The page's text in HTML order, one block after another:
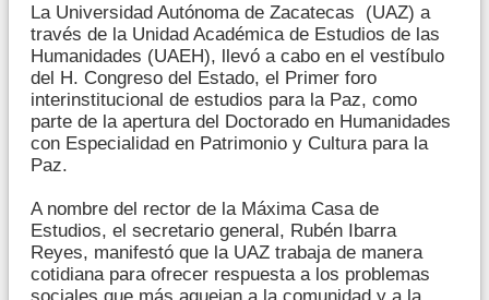
La Universidad Autónoma de Zacatecas (UAZ) a
través de la Unidad Académica de Estudios de las
Humanidades (UAEH), llevó a cabo en el vestíbulo
del H. Congreso del Estado, el Primer foro
interinstitucional de estudios para la Paz, como
parte de la apertura del Doctorado en Humanidades
con Especialidad en Patrimonio y Cultura para la
Paz.
A nombre del rector de la Máxima Casa de
Estudios, el secretario general, Rubén Ibarra
Reyes, manifestó que la UAZ trabaja de manera
cotidiana para ofrecer respuesta a los problemas
sociales que más aquejan a la comunidad y a la